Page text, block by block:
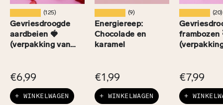
(125)
Gevriesdroogde
aardbeien 🍓
(verpakking van
€6,99
+ WINKELWAGEN
(9)
Energiereep:
Chocolade en
karamel
€1,99
+ WINKELWAGEN
(20)
frambozen
€7,99
+